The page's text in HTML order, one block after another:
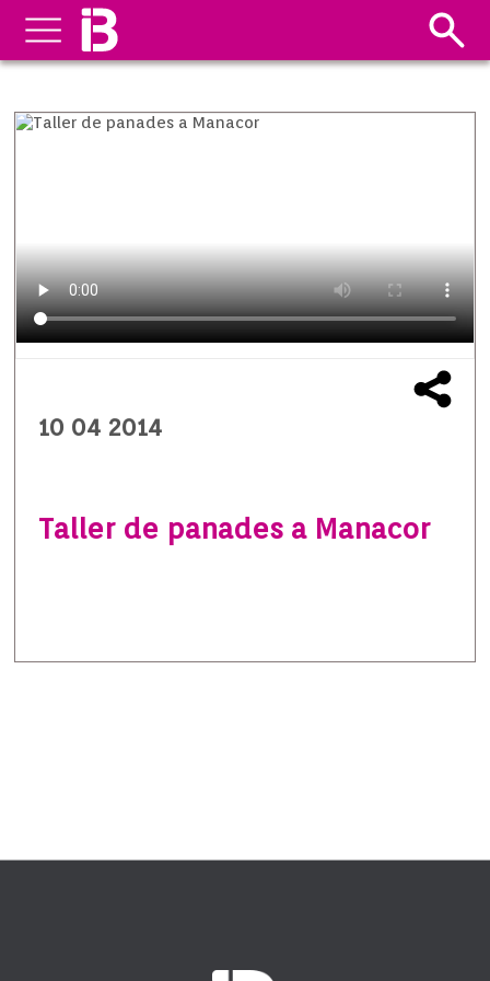
10 04 2014
Taller de panades a Manacor